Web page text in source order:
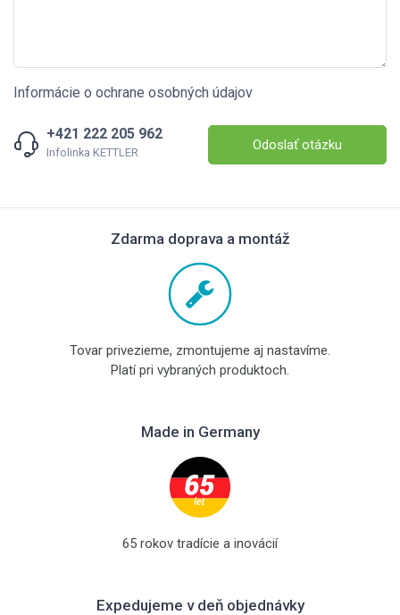
Informácie o ochrane osobných údajov
+421 222 205 962
Infolinka KETTLER Odoslať otázku
Zdarma doprava a montáž
Tovar privezieme, zmontujeme aj nastavíme.
Platí pri vybraných produktoch.
Made in Germany
65 rokov tradície a inovácií
Expedujeme v deň objednávky